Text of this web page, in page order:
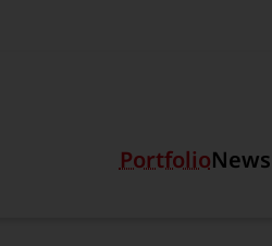
PortfolioNews